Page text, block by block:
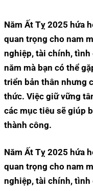
Năm Ất Tỵ 2025 hứa
quan trọng cho nam
nghiệp, tài chính, tình
năm mà bạn có thể
triển bản thân nhưng
thức. Việc giữ vững
các mục tiêu sẽ giúp
thành công.
Năm Ất Tỵ 2025 hứa
quan trọng cho nam
nghiệp, tài chính, tình